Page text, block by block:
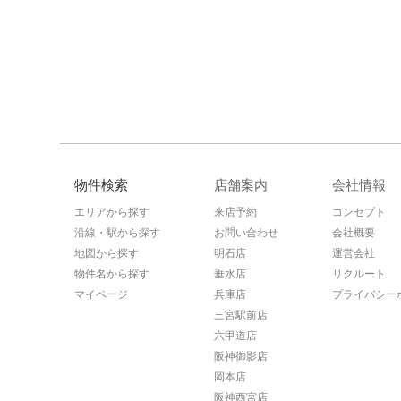
物件検索
エリアから探す
沿線・駅から探す
地図から探す
物件名から探す
マイページ
店舗案内
来店予約
お問い合わせ
明石店
垂水店
兵庫店
三宮駅前店
六甲道店
阪神御影店
岡本店
阪神西宮店
会社情報
コンセプト
会社概要
運営会社
リクルート
プライバシー